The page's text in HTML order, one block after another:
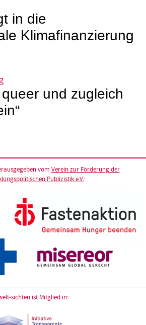
in die
Klimafinanzierung
und zugleich
vom Verein zur Förderung der
Publizistik e.V.:
sichten ist Mitglied in: